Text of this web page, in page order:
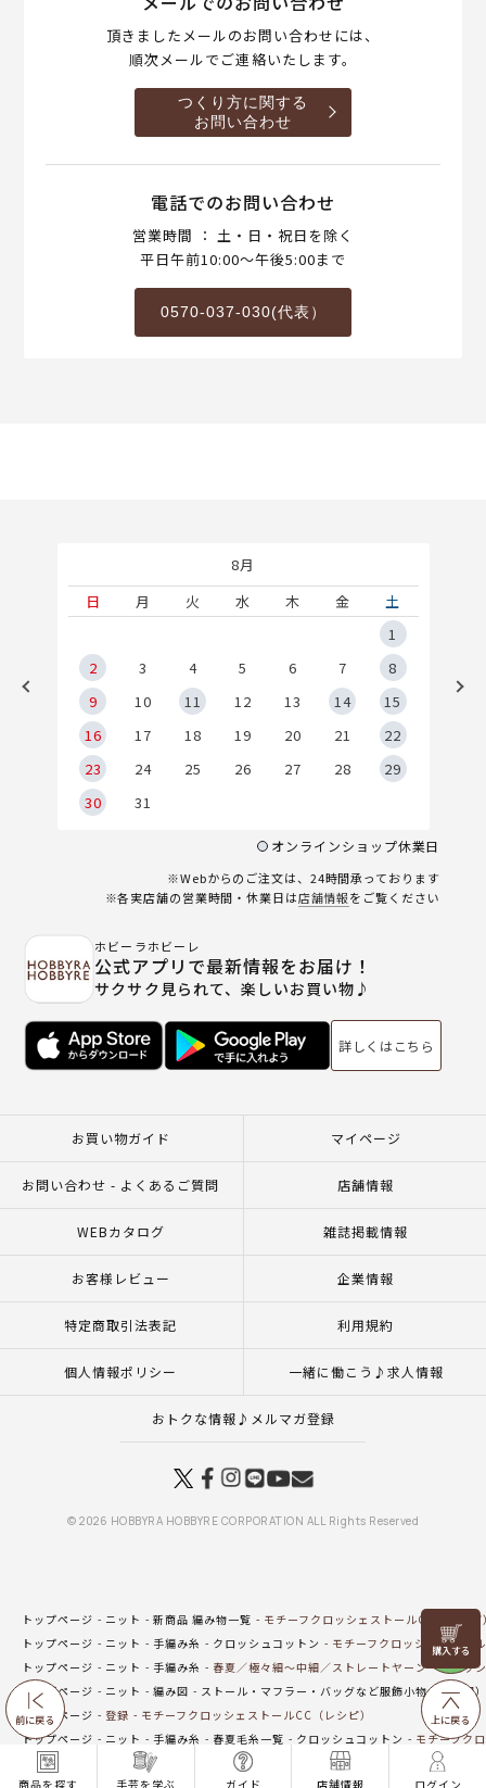
商品を探す 手芸を学ぶ ガイド 店舗情報 ログイン
前に戻る
リリヤン
フェア
上に戻る
頂きましたメールのお問い合わせには、
順次メールでご連絡いたします。
つくり方に関する
お問い合わせ
電話でのお問い合わせ
営業時間 ： 土・日・祝日を除く
平日午前10:00～午後5:00まで
0570-037-030(代表）
8月
日
月 火 水 木 金
土
1
2
3 4 5 6 7
8
9
10 11 12 13 14
15
16
17 18 19 20 21
22
23
24 25 26 27 28
29
30
31
オンラインショップ休業日
※Webからのご注文は、24時間承っております
※各実店舗の営業時間・休業日は店舗情報をご覧ください
ホビーラホビーレ
公式アプリで最新情報をお届け！
サクサク見られて、楽しいお買い物♪
詳しくはこちら
お買い物ガイド マイページ
お問い合わせ - よくあるご質問 店舗情報
WEBカタログ 雑誌掲載情報
お客様レビュー 企業情報
特定商取引法表記 利用規約
個人情報ポリシー 一緒に働こう♪求人情報
おトクな情報♪メルマガ登録
© 2026 HOBBYRA HOBBYRE CORPORATION ALL Rights Reserved
トップページ ニット 新商品 編み物一覧
モチーフクロッシェストールCC（レシピ
トップページ
ニット 手編み糸 クロッシュコットン
モチーフクロッシェストー
トップページ
ニット 手編み糸 春夏／極々細～中細／ストレートヤーン クロッ
トップページ
ニット 編み図
ストール・マフラー・バッグなど服飾小物（編み図）
トップページ
登録
モチーフクロッシェストールCC（レシピ）
トップページ
ニット 手編み糸 春夏毛糸一覧 クロッシュコットン
モチーフク
トップページ
一覧はこちら(ウエア・ストール・マフラー)
モチーフクロッシェス